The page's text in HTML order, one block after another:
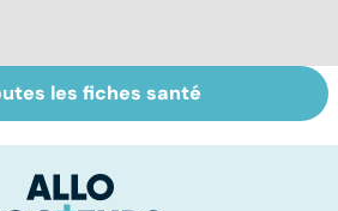
Tout savoir sur
les infections
les fiches santé